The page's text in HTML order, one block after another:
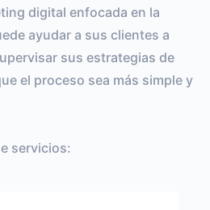
digital enfocada en la
ayudar a sus clientes a
sus estrategias de
el proceso sea más simple y
servicios: